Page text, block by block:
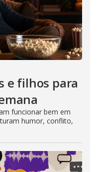
e filhos para
funcionar bem em
humor, conflito,